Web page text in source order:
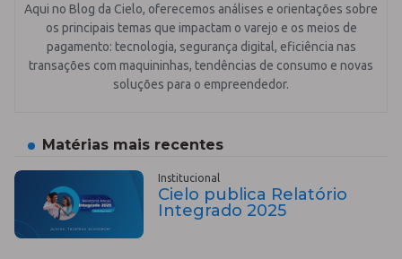
Aqui no Blog da Cielo, oferecemos análises e orientações sobre
os principais temas que impactam o varejo e os meios de
pagamento: tecnologia, segurança digital, eficiência nas
transações com maquininhas, tendências de consumo e novas
soluções para o empreendedor.
Matérias mais recentes
Institucional
Cielo publica Relatório
Integrado 2025